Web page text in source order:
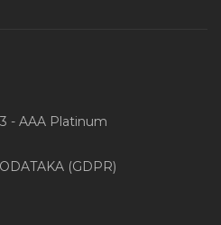
- AAA Platinum
(GDPR)